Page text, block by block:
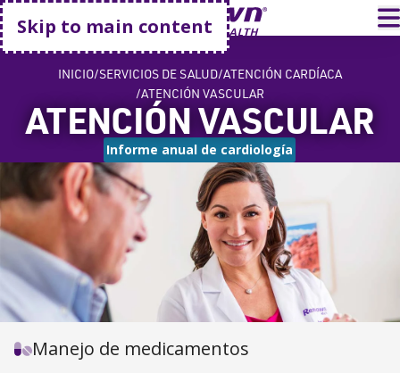
Skip to main content
Go home
INICIO SERVICIOS DE SALUD ATENCIÓN CARDÍACA
ATENCIÓN VASCULAR
ATENCIÓN VASCULAR
Informe anual de cardiología
Manejo de medicamentos